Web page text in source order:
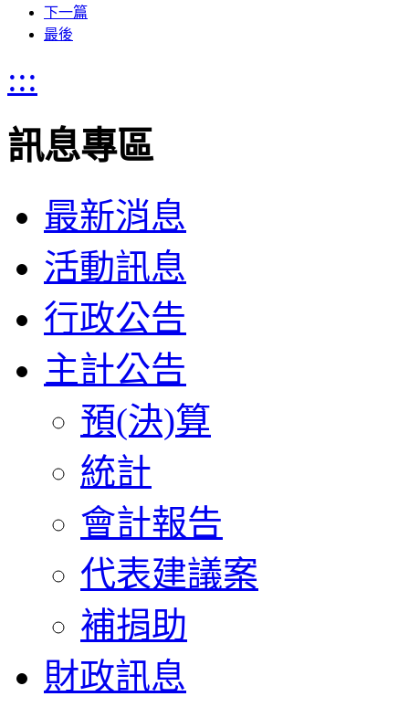
下一篇
最後
:::
訊息專區
最新消息
活動訊息
行政公告
主計公告
預(決)算
統計
會計報告
代表建議案
補捐助
財政訊息